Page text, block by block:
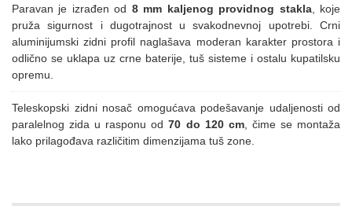
Paravan je izrađen od 8 mm kaljenog providnog stakla, koje
pruža sigurnost i dugotrajnost u svakodnevnoj upotrebi. Crni
aluminijumski zidni profil naglašava moderan karakter prostora i
odlično se uklapa uz crne baterije, tuš sisteme i ostalu kupatilsku
opremu.
Teleskopski zidni nosač omogućava podešavanje udaljenosti od
paralelnog zida u rasponu od70 do 120 cm, čime se montaža
lako prilagođava različitim dimenzijama tuš zone.